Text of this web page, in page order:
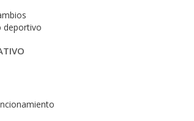
deportivo